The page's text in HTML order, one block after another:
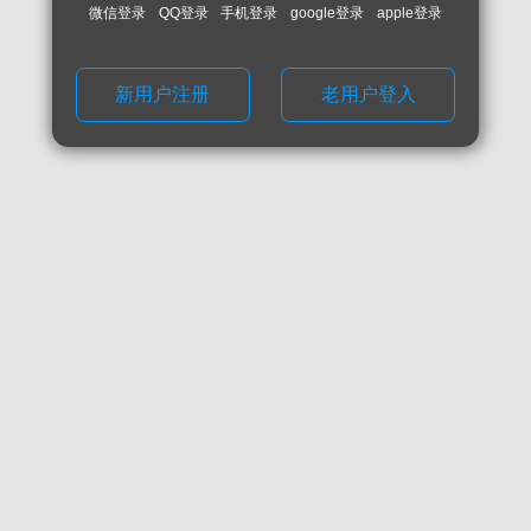
微信登录 QQ登录 手机登录 google登录 apple登录
新用户注册 老用户登入